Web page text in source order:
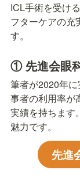
ICL手術を受け
フターケアの充
す。
① 先進会眼
筆者が2020年
事者の利用率が
実績を持ちます
魅力です。
先進